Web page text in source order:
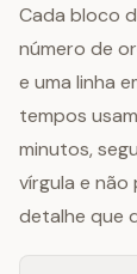
Cada bloco
número de
e uma linha
tempos
minutos,
vírgula e
detalhe que